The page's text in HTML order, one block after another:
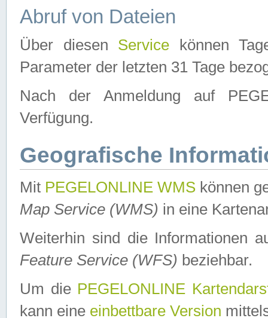
Abruf von Dateien
Über diesen Service können
Parameter der letzten 31 Tage
Nach der Anmeldung auf
Verfügung.
Geografische
Mit PEGELONLINE WMS können
Map Service (WMS) in eine
Weiterhin sind die Informationen
Feature Service (WFS) beziehbar.
Um die PEGELONLINE
kann eine einbettbare Version